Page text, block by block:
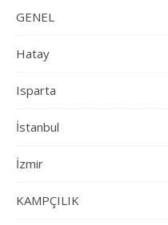
GENEL
Hatay
Isparta
İstanbul
İzmir
KAMPÇILIK